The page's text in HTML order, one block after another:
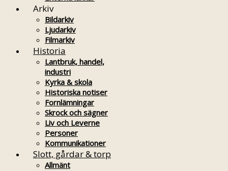
Arkiv
Bildarkiv
Ljudarkiv
Filmarkiv
Historia
Lantbruk, handel,
industri
Kyrka & skola
Historiska notiser
Fornlämningar
Skrock och sägner
Liv och Leverne
Personer
Kommunikationer
Slott, gårdar & torp
Allmänt